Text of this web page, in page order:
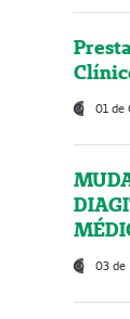
01 de
03 de